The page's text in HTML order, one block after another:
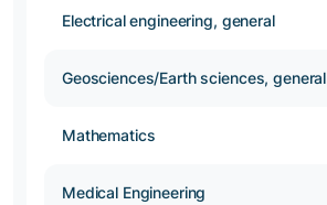
Electrical engineering, general
Geosciences/Earth sciences, general
Mathematics
Medical Engineering